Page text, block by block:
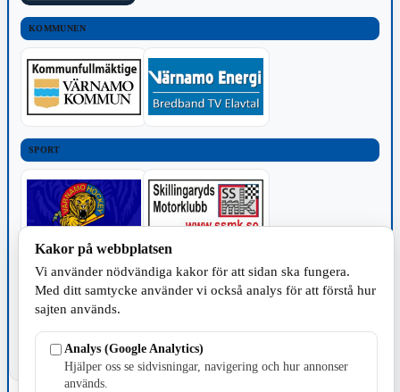
KOMMUNEN
SPORT
TILLVERKNING
Kakor på webbplatsen
Vi använder nödvändiga kakor för att sidan ska fungera.
Med ditt samtycke använder vi också analys för att förstå hur
sajten används.
Analys (Google Analytics)
Hjälper oss se sidvisningar, navigering och hur annonser
används.